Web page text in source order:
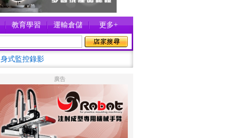
教育學習 運輸倉儲 更多+
式監控錄影
廣告